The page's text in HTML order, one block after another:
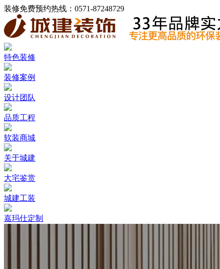
装修免费预约热线： 0571-87248729
特色装修
装修案例
设计团队
品质工程
软装商城
关于城建
大宅鉴赏
城建工装
嘉玛仕定制